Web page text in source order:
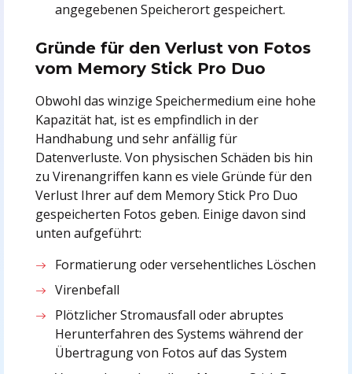
angegebenen Speicherort gespeichert.
Gründe für den Verlust von Fotos
vom Memory Stick Pro Duo
Obwohl das winzige Speichermedium eine hohe
Kapazität hat, ist es empfindlich in der
Handhabung und sehr anfällig für
Datenverluste. Von physischen Schäden bis hin
zu Virenangriffen kann es viele Gründe für den
Verlust Ihrer auf dem Memory Stick Pro Duo
gespeicherten Fotos geben. Einige davon sind
unten aufgeführt:
Formatierung oder versehentliches Löschen
Virenbefall
Plötzlicher Stromausfall oder abruptes
Herunterfahren des Systems während der
Übertragung von Fotos auf das System